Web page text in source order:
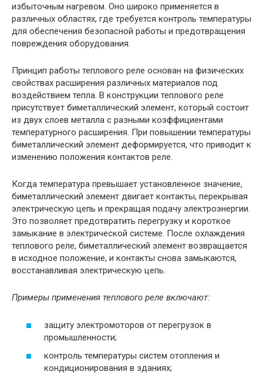
избыточным нагревом. Оно широко применяется в
различных областях, где требуется контроль температуры
для обеспечения безопасной работы и предотвращения
повреждения оборудования.
Принцип работы теплового реле основан на физических
свойствах расширения различных материалов под
воздействием тепла. В конструкции теплового реле
присутствует биметаллический элемент, который состоит
из двух слоев металла с разными коэффициентами
температурного расширения. При повышении температуры
биметаллический элемент деформируется, что приводит к
изменению положения контактов реле.
Когда температура превышает установленное значение,
биметаллический элемент двигает контакты, перекрывая
электрическую цепь и прекращая подачу электроэнергии.
Это позволяет предотвратить перегрузку и короткое
замыкание в электрической системе. После охлаждения
теплового реле, биметаллический элемент возвращается
в исходное положение, и контакты снова замыкаются,
восстанавливая электрическую цепь.
Примеры применения теплового реле включают:
защиту электромоторов от перегрузок в
промышленности;
контроль температуры систем отопления и
кондиционирования в зданиях;